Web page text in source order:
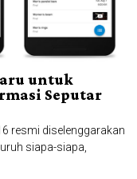
untuk
Seputar
resmi diselenggarakan
siapa-siapa,